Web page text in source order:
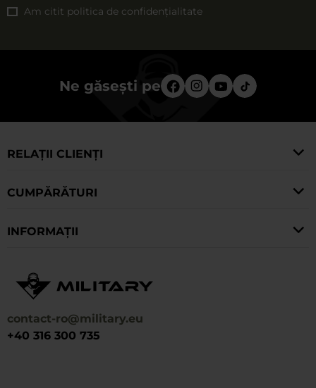
Am citit politica de confidențialitate
Ne găsești pe
contact-ro@military.eu
+40 316 300 735
RELAȚII CLIENȚI
CUMPĂRĂTURI
INFORMAȚII